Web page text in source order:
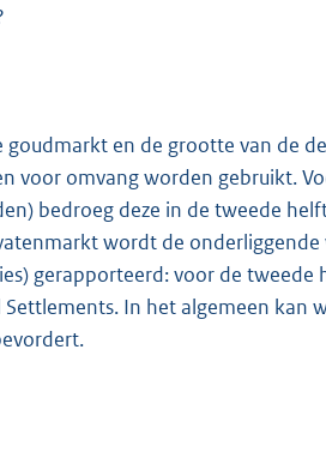
goudmarkt en de grootte van de
voor omvang worden gebruikt.
bedroeg deze in de tweede
wordt de
gerapporteerd: voor de
In het algemeen kan